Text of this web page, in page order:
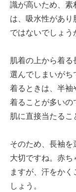
識が高いため、素
は、吸水性があ
ではないでしょう
肌着の上から着る
選んでしまいがち
着るときは、半袖
着ることが多いの
肌に直接当たるこ
そのため、長袖
大切ですね。赤ち
ますが、汗をか
しょう。